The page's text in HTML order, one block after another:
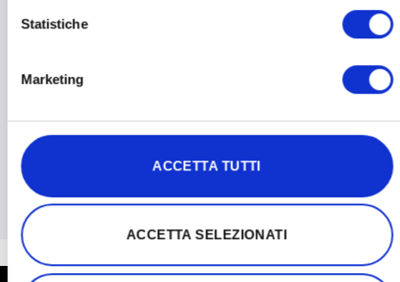
Statistiche
Marketing
ACCETTA TUTTI
ACCETTA SELEZIONATI
Condividi l'articolo
accesso